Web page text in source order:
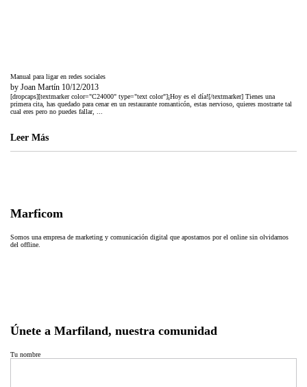
Manual para ligar en redes sociales
by Joan Martín 10/12/2013
[dropcaps][textmarker color="C24000" type="text color"]¡Hoy es el día![/textmarker] Tienes una
primera cita, has quedado para cenar en un restaurante romanticón, estas nervioso, quieres mostrarte tal
cual eres pero no puedes fallar, ...
Leer Más
Marficom
Somos una empresa de marketing y comunicación digital que apostamos por el online sin olvidarnos
del offline.
Únete a Marfiland, nuestra comunidad
Tu nombre